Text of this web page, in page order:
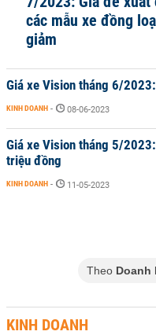
các mẫu xe đồng
giảm
Giá xe Vision tháng 6/
KINH DOANH - 08-06-2023
Giá xe Vision tháng 5/
triệu đồng
KINH DOANH - 11-05-2023
Theo Doanh
KINH DOANH